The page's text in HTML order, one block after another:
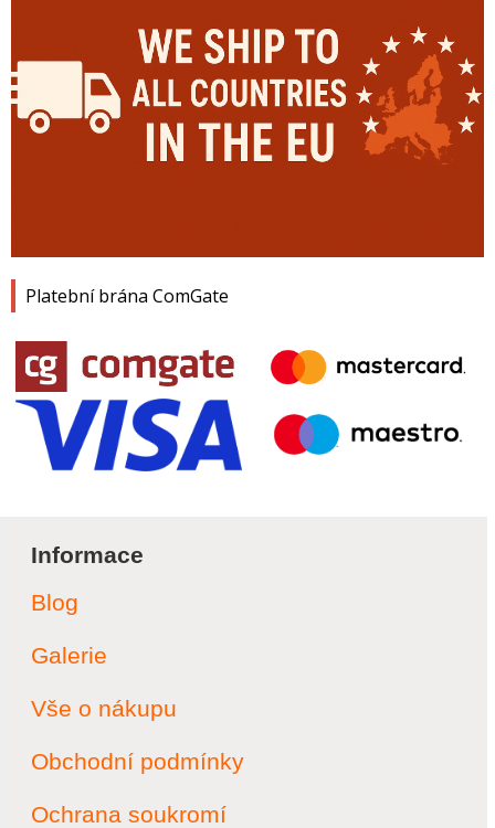
Platební brána ComGate
Informace
Blog
Galerie
Vše o nákupu
Obchodní podmínky
Ochrana soukromí